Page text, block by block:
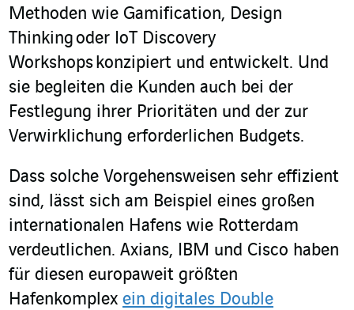
Methoden wie Gamification, Design
Thinking oder IoT Discovery
Workshops konzipiert und entwickelt. Und
sie begleiten die Kunden auch bei der
Festlegung ihrer Prioritäten und der zur
Verwirklichung erforderlichen Budgets.
Dass solche Vorgehensweisen sehr effizient
sind, lässt sich am Beispiel eines großen
internationalen Hafens wie Rotterdam
verdeutlichen. Axians, IBM und Cisco haben
für diesen europaweit größten
Hafenkomplex ein digitales Double